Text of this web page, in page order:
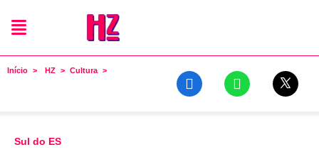
Início HZ Cultura
Sul do ES